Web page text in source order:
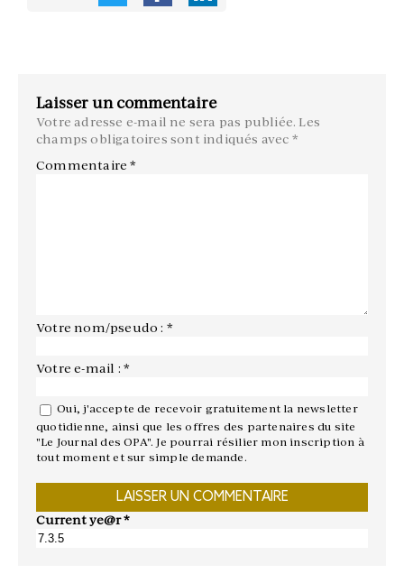
Laisser un commentaire
Votre adresse e-mail ne sera pas publiée. Les
champs obligatoires sont indiqués avec *
Commentaire*
Votre nom/pseudo : *
Votre e-mail : *
Oui, j'accepte de recevoir gratuitement la newsletter
quotidienne, ainsi que les offres des partenaires du site
"Le Journal des OPA". Je pourrai résilier mon inscription à
tout moment et sur simple demande.
Current ye@r*